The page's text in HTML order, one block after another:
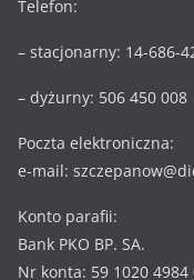
Telefon:
– stacjonarny: 14-686-
– dyżurny: 506 450 008
Poczta elektroniczna:
e-mail:
Konto parafii:
Bank PKO BP. SA.
Nr konta: 59 1020